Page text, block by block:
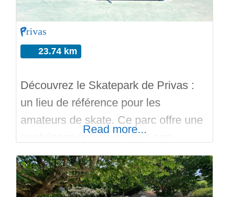
Privas
23.74 km
Découvrez le Skatepark de Privas :
un lieu de référence pour les
amateurs de skate. Ce parc offre une
expérience unique grâce à son
aménagement spécifique. Doté d’un
Flowpark en béton, il présente des
courbes de hauteurs moyennes avec
Read more...